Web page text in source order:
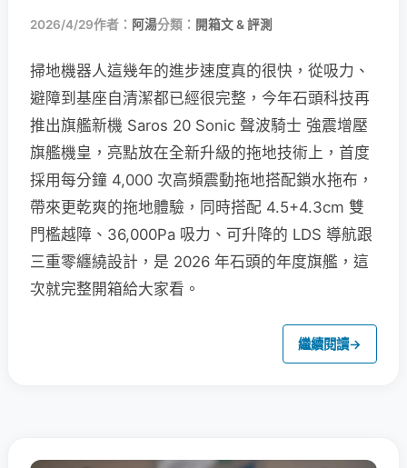
2026/4/29作者： 阿湯分類： 開箱文 & 評測
掃地機器人這幾年的進步速度真的很快，從吸力、
避障到基座自清潔都已經很完整，今年石頭科技再
推出旗艦新機 Saros 20 Sonic 聲波騎士 強震增壓
旗艦機皇，亮點放在全新升級的拖地技術上，首度
採用每分鐘 4,000 次高頻震動拖地搭配鎖水拖布，
帶來更乾爽的拖地體驗，同時搭配 4.5+4.3cm 雙
門檻越障、36,000Pa 吸力、可升降的 LDS 導航跟
三重零纏繞設計，是 2026 年石頭的年度旗艦，這
次就完整開箱給大家看。
繼續閱讀→